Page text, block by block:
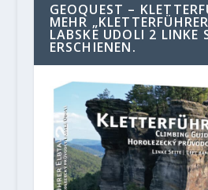
GEOQUEST –
MEHR
LABSKE UDOLI 2 LINKE
ERSCHIENEN.